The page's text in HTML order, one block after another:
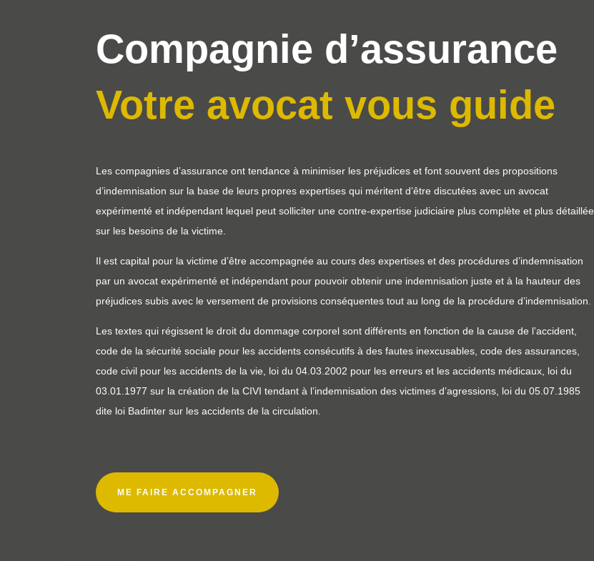
Compagnie d’assurance
Votre avocat vous guide
Les compagnies d’assurance ont tendance à minimiser les préjudices et font souvent des propositions
d’indemnisation sur la base de leurs propres expertises qui méritent d’être discutées avec un avocat
expérimenté et indépendant lequel peut solliciter une contre-expertise judiciaire plus complète et plus détaillée
sur les besoins de la victime.
Il est capital pour la victime d’être accompagnée au cours des expertises et des procédures d’indemnisation
par un avocat expérimenté et indépendant pour pouvoir obtenir une indemnisation juste et à la hauteur des
préjudices subis avec le versement de provisions conséquentes tout au long de la procédure d’indemnisation.
Les textes qui régissent le droit du dommage corporel sont différents en fonction de la cause de l’accident,
code de la sécurité sociale pour les accidents consécutifs à des fautes inexcusables, code des assurances,
code civil pour les accidents de la vie, loi du 04.03.2002 pour les erreurs et les accidents médicaux, loi du
03.01.1977 sur la création de la CIVI tendant à l’indemnisation des victimes d’agressions, loi du 05.07.1985
dite loi Badinter sur les accidents de la circulation.
ME FAIRE ACCOMPAGNER